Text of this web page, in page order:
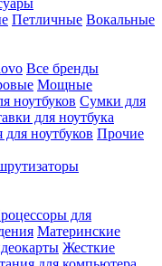
Петличные Вокальные
Все бренды
Мощные
ноутбуков Сумки для
для ноутбука
ноутбуков Прочие
для
Материнские
Жесткие